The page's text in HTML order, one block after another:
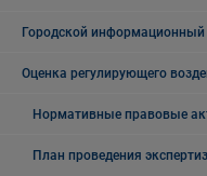
Городской информационный
Оценка регулирующего
Нормативные правовые
План проведения